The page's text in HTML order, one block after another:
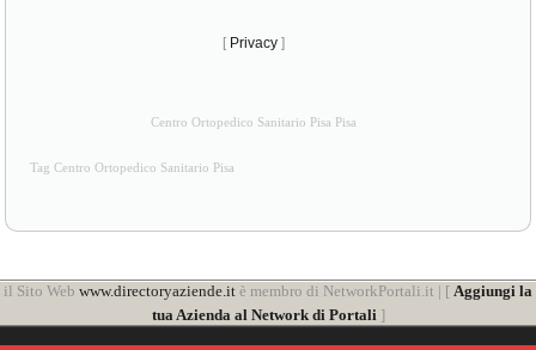
[ Privacy ]
Centro Ortopedico Sanitario Pisa Pisa
Tag Centro Ortopedico Sanitario Pisa
il Sito Web www.directoryaziende.it è membro di NetworkPortali.it | [ Aggiungi la
tua Azienda al Network di Portali ]